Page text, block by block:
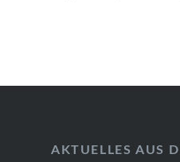
AKTUELLES AUS